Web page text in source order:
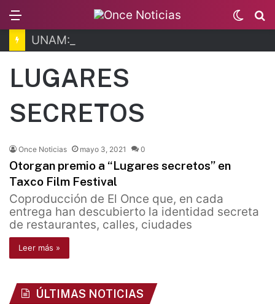
Switch
skin
LUGARES
SECRETOS
Once Noticias mayo 3, 2021 0
Otorgan premio a “Lugares secretos” en
Taxco Film Festival
Coproducción de El Once que, en cada
entrega han descubierto la identidad secreta
de restaurantes, calles, ciudades
Leer más »
ÚLTIMAS NOTICIAS